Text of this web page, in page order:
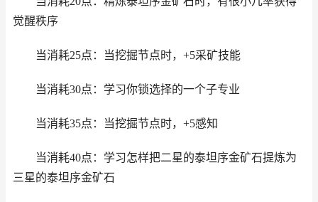
觉醒秩序
当消耗25点：当挖掘节点时，+5采矿技能
当消耗30点：学习你锁选择的一个子专业
当消耗35点：当挖掘节点时，+5感知
当消耗40点：学习怎样把二星的泰坦序金矿石提炼为
三星的泰坦序金矿石